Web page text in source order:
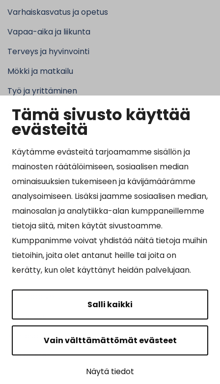
Tämä sivusto käyttää
evästeitä
Käytämme evästeitä tarjoamamme sisällön ja
mainosten räätälöimiseen, sosiaalisen median
ominaisuuksien tukemiseen ja kävijämäärämme
analysoimiseen. Lisäksi jaamme sosiaalisen median,
mainosalan ja analytiikka-alan kumppaneillemme
tietoja siitä, miten käytät sivustoamme.
Kumppanimme voivat yhdistää näitä tietoja muihin
tietoihin, joita olet antanut heille tai joita on
kerätty, kun olet käyttänyt heidän palvelujaan.
Salli kaikki
Vain välttämättömät evästeet
Näytä tiedot
Varhaiskasvatus ja opetus
Vapaa-aika ja liikunta
Terveys ja hyvinvointi
Mökki ja matkailu
Työ ja yrittäminen
Kunta ja hallinto
Suosituimmat sivut
Esityslistat, pöytäkirjat, viranhaltijapäätökset ja
kuulutukset
Tietoa ja ohjeistusta koronavirukseen liittyen
Asiointipiste
Sähköinen asiointi
Yhteydenotto
Tilavaraus
Ruokalistat